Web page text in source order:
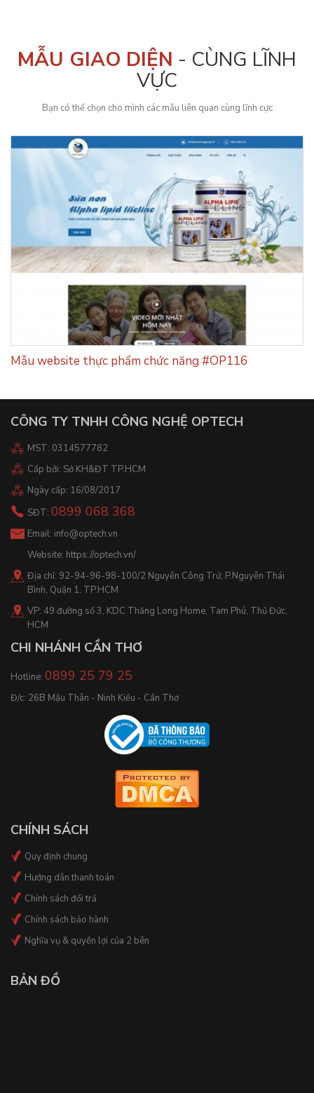
MẪU GIAO DIỆN - CÙNG LĨNH
VỰC
Bạn có thể chọn cho mình các mẫu liên quan cùng lĩnh cực
Mẫu website thực phẩm chức năng #OP116
CÔNG TY TNHH CÔNG NGHỆ OPTECH
MST: 0314577782
Cấp bởi: Sở KH&ĐT TP.HCM
Ngày cấp: 16/08/2017
SĐT: 0899 068 368
Email: info@optech.vn
Website: https://optech.vn/
Địa chỉ: 92-94-96-98-100/2 Nguyễn Công Trứ, P.Nguyễn Thái
Bình, Quận 1, TP.HCM
VP: 49 đường số 3, KDC Thăng Long Home, Tam Phú, Thủ Đức,
HCM
CHI NHÁNH CẦN THƠ
Hotline: 0899 25 79 25
Đ/c: 26B Mậu Thân - Ninh Kiều - Cần Thơ
CHÍNH SÁCH
Quy định chung
Hướng dẫn thanh toán
Chính sách đổi trả
Chính sách bảo hành
Nghĩa vụ & quyền lợi của 2 bên
BẢN ĐỒ